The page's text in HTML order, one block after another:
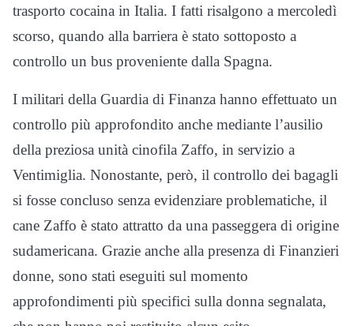
trasporto cocaina in Italia. I fatti risalgono a mercoledì
scorso, quando alla barriera è stato sottoposto a
controllo un bus proveniente dalla Spagna.
I militari della Guardia di Finanza hanno effettuato un
controllo più approfondito anche mediante l’ausilio
della preziosa unità cinofila Zaffo, in servizio a
Ventimiglia. Nonostante, però, il controllo dei bagagli
si fosse concluso senza evidenziare problematiche, il
cane Zaffo è stato attratto da una passeggera di origine
sudamericana. Grazie anche alla presenza di Finanzieri
donne, sono stati eseguiti sul momento
approfondimenti più specifici sulla donna segnalata,